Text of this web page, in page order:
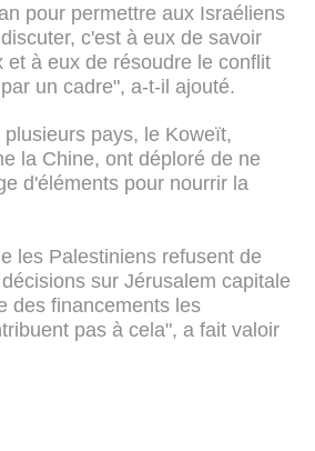
pour permettre aux Israéliens
c'est à eux de savoir
et à eux de résoudre le conflit
un cadre", a-t-il ajouté.
pays, le Koweït,
la Chine, ont déploré de ne
d'éléments pour nourrir la
les Palestiniens refusent de
sur Jérusalem capitale
des financements les
pas à cela", a fait valoir